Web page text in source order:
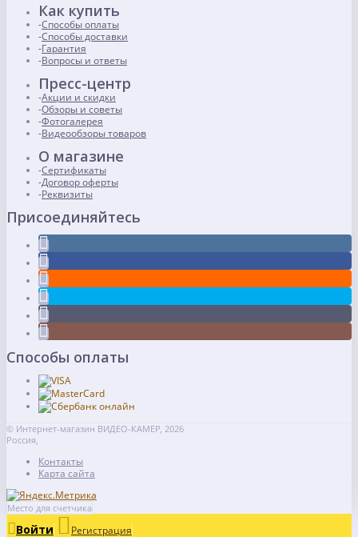
Как купить
Способы оплаты
Способы доставки
Гарантия
Вопросы и ответы
Пресс-центр
Акции и скидки
Обзоры и советы
Фотогалерея
Видеообзоры товаров
О магазине
Сертификаты
Договор оферты
Реквизиты
Присоединяйтесь
Способы оплаты
© Интернет-магазин ВИДЕО-КАМЕР, 2026
Россия,
Контакты
Карта сайта
Место для счетчика
Войти Регистрация